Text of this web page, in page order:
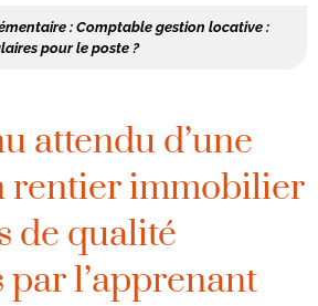
: Comptable gestion locative :
pour le poste ?
attendu d’une
rentier immobilier
de qualité
par l’apprenant